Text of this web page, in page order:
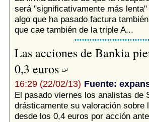
será "significativamente más
algo que ha pasado factura
que cae también de la triple A...
Las acciones de Bankia
0,3 euros
16:29 (22/02/13) Fuente:
El pasado viernes los analistas de
drásticamente su valoración sobre
desde los 0,4 euros por acción